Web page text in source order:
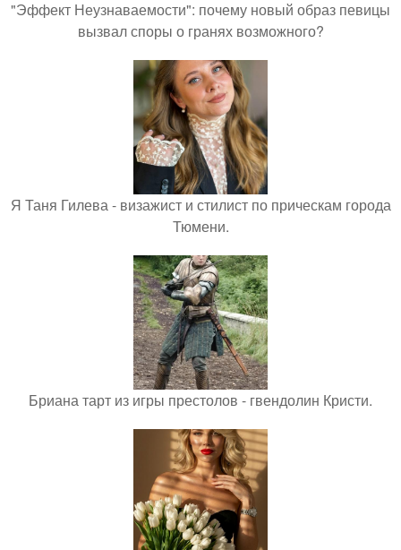
"Эффект Неузнаваемости": почему новый образ певицы
вызвал споры о гранях возможного?
Я Таня Гилева - визажист и стилист по прическам города
Тюмени.
Бриана тарт из игры престолов - гвендолин Кристи.